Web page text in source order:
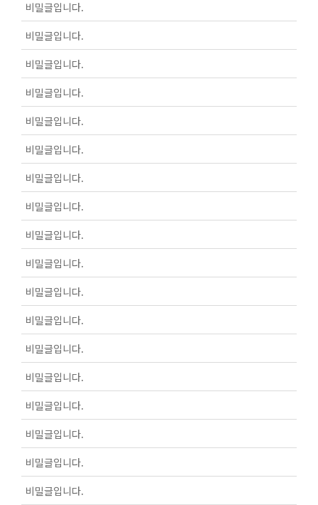
비밀글입니다.
비밀글입니다.
비밀글입니다.
비밀글입니다.
비밀글입니다.
비밀글입니다.
비밀글입니다.
비밀글입니다.
비밀글입니다.
비밀글입니다.
비밀글입니다.
비밀글입니다.
비밀글입니다.
비밀글입니다.
비밀글입니다.
비밀글입니다.
비밀글입니다.
비밀글입니다.